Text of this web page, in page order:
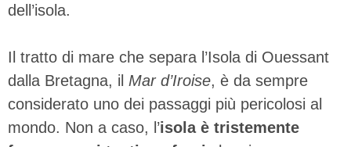
dell’isola.
Il tratto di mare che separa l’Isola di Ouessant
dalla Bretagna, il Mar d’Iroise, è da sempre
considerato uno dei passaggi più pericolosi al
mondo. Non a caso, l’isola è tristemente